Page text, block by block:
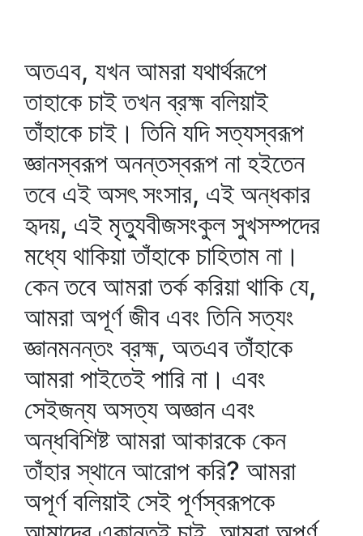
অতএব, যখন আমরা যথার্থরূপে
তাহাকে চাই তখন ব্রহ্ম বলিয়াই
তাঁহাকে চাই। তিনি যদি সত্যস্বরূপ
জ্ঞানস্বরূপ অনন্তস্বরূপ না হইতেন
তবে এই অসৎ সংসার, এই অন্ধকার
হৃদয়, এই মৃত্যুবীজসংকুল সুখসম্পদের
মধ্যে থাকিয়া তাঁহাকে চাহিতাম না।
কেন তবে আমরা তর্ক করিয়া থাকি যে,
আমরা অপূর্ণ জীব এবং তিনি সত্যং
জ্ঞানমনন্তং ব্রহ্ম, অতএব তাঁহাকে
আমরা পাইতেই পারি না। এবং
সেইজন্য অসত্য অজ্ঞান এবং
অন্ধবিশিষ্ট আমরা আকারকে কেন
তাঁহার স্থানে আরোপ করি? আমরা
অপূর্ণ বলিয়াই সেই পূর্ণস্বরূপকে